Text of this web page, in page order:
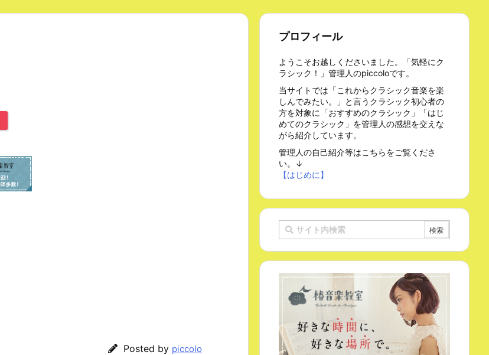
Posted by piccolo
プロフィール
ようこそお越しくださいました。「気軽にク
ラシック！」管理人のpiccoloです。
当サイトでは「これからクラシック音楽を楽
しんでみたい。」と言うクラシック初心者の
方を対象に「おすすめのクラシック」「はじ
めてのクラシック」を管理人の感想を交えな
がら紹介しています。
管理人の自己紹介等はこちらをご覧くださ
い。↓
【はじめに】